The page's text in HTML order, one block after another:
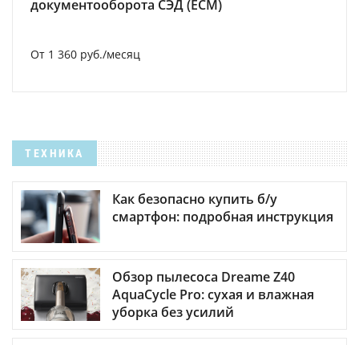
документооборота СЭД (ECM)
От 1 360 руб./месяц
ТЕХНИКА
Как безопасно купить б/у
смартфон: подробная инструкция
Обзор пылесоса Dreame Z40
AquaCycle Pro: сухая и влажная
уборка без усилий